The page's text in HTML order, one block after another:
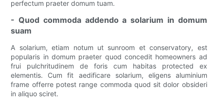
perfectum praeter domum tuam.
- Quod commoda addendo a solarium in domum
suam
A solarium, etiam notum ut sunroom et conservatory, est
popularis in domum praeter quod concedit homeowners ad
frui pulchritudinem de foris cum habitas protected ex
elementis. Cum fit aedificare solarium, eligens aluminium
frame offerre potest range commoda quod sit dolor obsideri
in aliquo sciret.